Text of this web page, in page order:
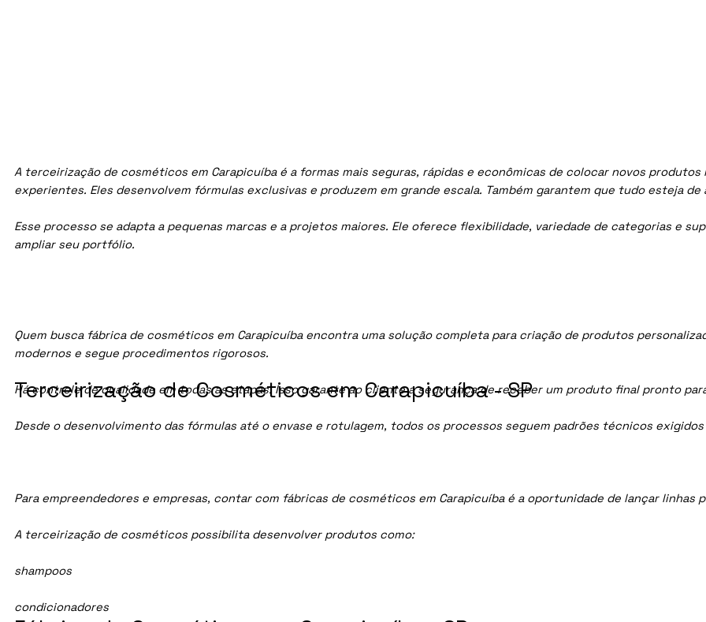
A terceirização de cosméticos em Carapicuíba é a formas mais seguras, rápidas e econômicas de colocar novos
experientes. Eles desenvolvem fórmulas exclusivas e produzem em grande escala. Também garantem que tudo esteja de
Esse processo se adapta a pequenas marcas e a projetos maiores. Ele oferece flexibilidade, variedade de categorias e
ampliar seu portfólio.
Quem busca fábrica de cosméticos em Carapicuíba encontra uma solução completa para criação de produtos
modernos e segue procedimentos rigorosos.
Há controle de qualidade em todas as etapas. Isso garante ao cliente a segurança de receber um produto final pronto
Desde o desenvolvimento das fórmulas até o envase e rotulagem, todos os processos seguem padrões técnicos
Para empreendedores e empresas, contar com fábricas de cosméticos em Carapicuíba é a oportunidade de lançar
A terceirização de cosméticos possibilita desenvolver produtos como:
shampoos
condicionadores
Terceirização de Cosméticos em Carapicuíba - SP